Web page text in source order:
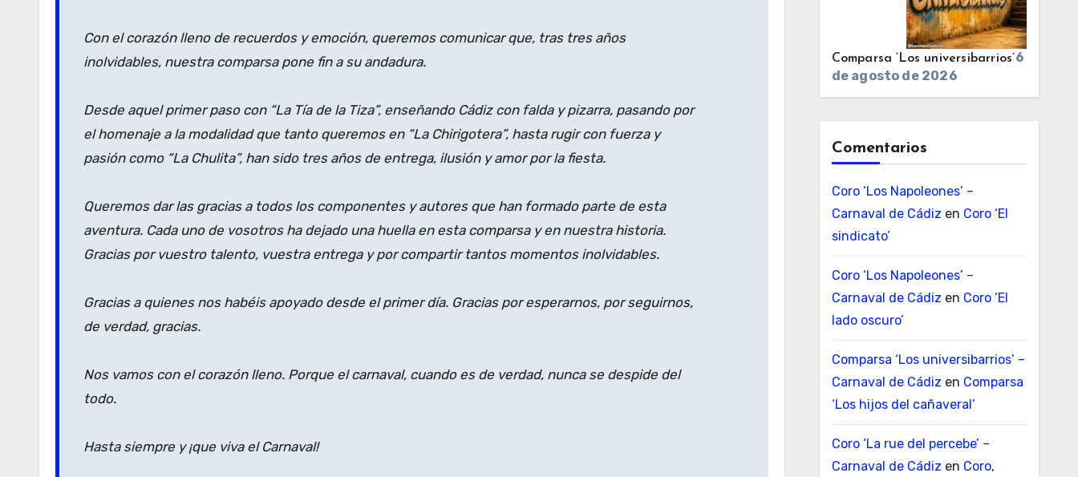
Con el corazón lleno de recuerdos y emoción, queremos comunicar que, tras tres años
inolvidables, nuestra comparsa pone fin a su andadura.
Desde aquel primer paso con “La Tía de la Tiza”, enseñando Cádiz con falda y pizarra, pasando por
el homenaje a la modalidad que tanto queremos en “La Chirigotera”, hasta rugir con fuerza y
pasión como “La Chulita”, han sido tres años de entrega, ilusión y amor por la fiesta.
Queremos dar las gracias a todos los componentes y autores que han formado parte de esta
aventura. Cada uno de vosotros ha dejado una huella en esta comparsa y en nuestra historia.
Gracias por vuestro talento, vuestra entrega y por compartir tantos momentos inolvidables.
Gracias a quienes nos habéis apoyado desde el primer día. Gracias por esperarnos, por seguirnos,
de verdad, gracias.
Nos vamos con el corazón lleno. Porque el carnaval, cuando es de verdad, nunca se despide del
todo.
Hasta siempre y ¡que viva el Carnaval!
Comparsa ‘Los universibarrios’6
de agosto de 2026
Comentarios
Coro ‘Los Napoleones’ –
Carnaval de Cádiz en Coro ‘El
sindicato’
Coro ‘Los Napoleones’ –
Carnaval de Cádiz en Coro ‘El
lado oscuro’
Comparsa ‘Los universibarrios’ –
Carnaval de Cádiz en Comparsa
‘Los hijos del cañaveral’
Coro ‘La rue del percebe’ –
Carnaval de Cádiz en Coro,